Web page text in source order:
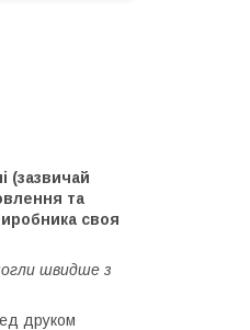
(зазвичай
та
своя
швидше з
друком